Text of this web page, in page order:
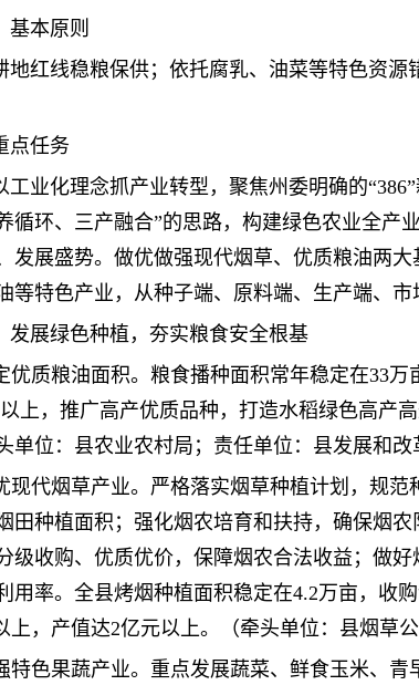
基本原则
地红线稳粮保供；依托腐乳、油菜等特色资
点任务
工业化理念抓产业转型，聚焦州委明确的
循环、三产融合”的思路，构建绿色农业全产
发展盛势。做优做强现代烟草、优质粮油两
等特色产业，从种子端、原料端、生产端、
发展绿色种植，夯实粮食安全根基
优质粮油面积。粮食播种面积常年稳定在33
上，推广高产优质品种，打造水稻绿色高产
单位：县农业农村局；责任单位：县发展和
现代烟草产业。严格落实烟草种植计划，规
田种植面积；强化烟农培育和扶持，确保烟
级收购、优质优价，保障烟农合法收益；做
用率。全县烤烟种植面积稳定在4.2万亩，收
上，产值达2亿元以上。（牵头单位：县烟草
特色果蔬产业。重点发展蔬菜、鲜食玉米、